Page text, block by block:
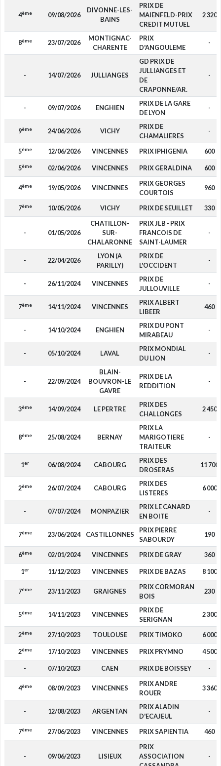
4ème 09/08/2026
DIVONNE-LES-
BAINS
PRIX DE
MAIENFELD-PRIX
CREDIT MUTUEL
2 320
8ème 23/07/2026
MONTIGNAC-
CHARENTE
PRIX
D'ANGOULEME
-
- 14/07/2026 JULLIANGES
GD PRIX DE
JULLIANGES ET
DE
CRAPONNE/AR.
-
- 09/07/2026 ENGHIEN
PRIX DE LA GARE
DE LYON
-
9ème 24/06/2026 VICHY
PRIX DE
CHAMALIERES
-
5ème 12/06/2026 VINCENNES PRIX IPHIGENIA 600
5ème 02/06/2026 VINCENNES PRIX GERALDINA 600
4ème 19/05/2026 VINCENNES
PRIX GEORGES
COURTOIS
960
7ème 10/05/2026 VICHY PRIX DE SEUILLET 330
- 01/05/2026
CHATILLON-
SUR-
CHALARONNE
PRIX JLB - PRIX
FRANCOIS DE
SAINT-LAUMER
-
- 22/04/2026
LYON (A
PARILLY)
PRIX DE
L'OCCIDENT
-
- 26/11/2024 VINCENNES
PRIX DE
JULLOUVILLE
-
7ème 14/11/2024 VINCENNES
PRIX ALBERT
LIBEER
460
- 14/10/2024 ENGHIEN
PRIX DU PONT
MIRABEAU
-
- 05/10/2024 LAVAL
PRIX MONDIAL
DU LION
-
- 22/09/2024
BLAIN-
BOUVRON-LE
GAVRE
PRIX DE LA
REDDITION
-
3ème 14/09/2024 LE PERTRE
PRIX DES
CHALLONGES
2 450
8ème 25/08/2024 BERNAY
PRIX LA
MARIGOTIERE
TRAITEUR
-
1er 06/08/2024 CABOURG
PRIX DES
DROSERAS
11 700
2ème 26/07/2024 CABOURG
PRIX DES
LISTERES
6 000
- 07/07/2024 MONPAZIER
PRIX LE CANARD
EN BOITE
-
7ème 23/06/2024 CASTILLONNES
PRIX PIERRE
SABOURDY
190
6ème 02/01/2024 VINCENNES PRIX DE GRAY 360
1er 11/12/2023 VINCENNES PRIX DE BAZAS 8 100
7ème 23/11/2023 GRAIGNES
PRIX CORMORAN
BOIS
230
5ème 14/11/2023 VINCENNES
PRIX DE
SERIGNAN
2 300
2ème 27/10/2023 TOULOUSE PRIX TIMOKO 6 000
2ème 17/10/2023 VINCENNES PRIX PRYMNO 4 500
- 07/10/2023 CAEN PRIX DE BOISSEY -
4ème 08/09/2023 VINCENNES
PRIX ANDRE
ROUER
3 360
- 12/08/2023 ARGENTAN
PRIX ALADIN
D'ECAJEUL
-
7ème 27/06/2023 VINCENNES PRIX SAPIENTIA 460
- 09/06/2023 LISIEUX
PRIX
ASSOCIATION
-